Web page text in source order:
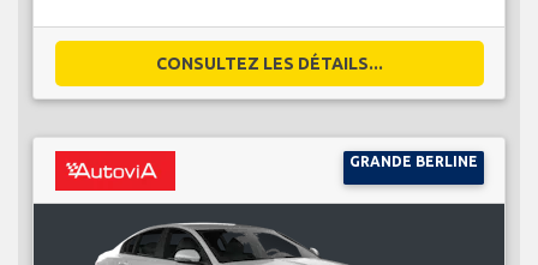
CONSULTEZ LES DÉTAILS...
GRANDE BERLINE